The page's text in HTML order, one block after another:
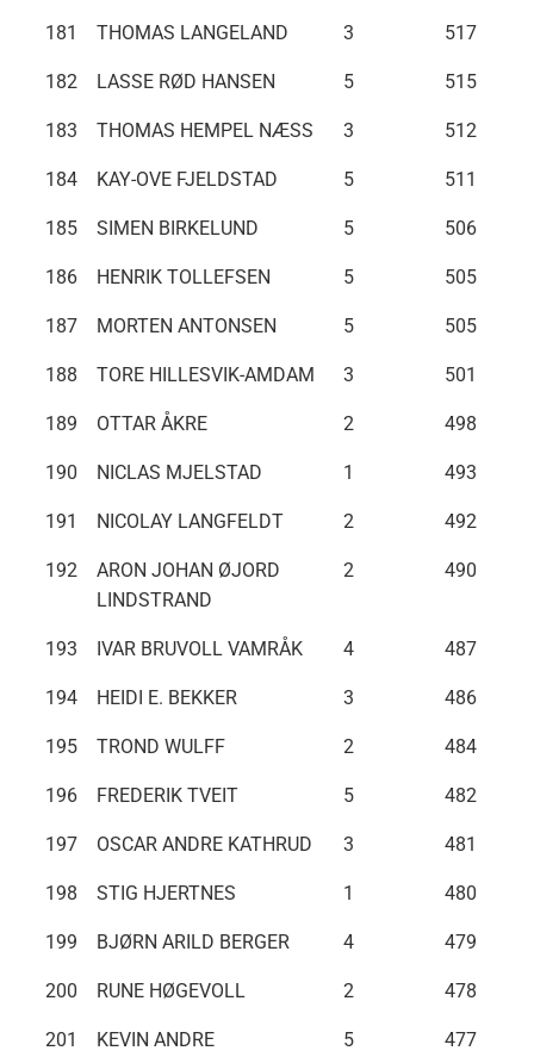
181 THOMAS LANGELAND 3 517
182 LASSE RØD HANSEN 5 515
183 THOMAS HEMPEL NÆSS 3 512
184 KAY-OVE FJELDSTAD 5 511
185 SIMEN BIRKELUND 5 506
186 HENRIK TOLLEFSEN 5 505
187 MORTEN ANTONSEN 5 505
188 TORE HILLESVIK-AMDAM 3 501
189 OTTAR ÅKRE 2 498
190 NICLAS MJELSTAD 1 493
191 NICOLAY LANGFELDT 2 492
192
ARON JOHAN ØJORD
LINDSTRAND
2 490
193 IVAR BRUVOLL VAMRÅK 4 487
194 HEIDI E. BEKKER 3 486
195 TROND WULFF 2 484
196 FREDERIK TVEIT 5 482
197 OSCAR ANDRE KATHRUD 3 481
198 STIG HJERTNES 1 480
199 BJØRN ARILD BERGER 4 479
200 RUNE HØGEVOLL 2 478
201
KEVIN ANDRE
5 477